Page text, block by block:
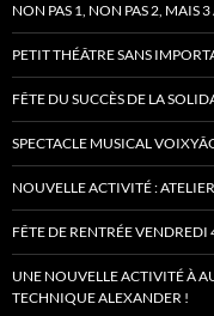
NON PAS 1, NON PAS 2, MAIS 3
PETIT THÉÂTRE SANS
FÊTE DU SUCCÈS DE LA
SPECTACLE MUSICAL
NOUVELLE ACTIVITÉ :
FÊTE DE RENTRÉE
UNE NOUVELLE ACTIVITÉ À
TECHNIQUE ALEXANDER !